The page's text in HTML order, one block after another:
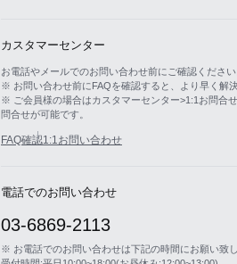
カスタマーセンター
お電話やメールでのお問い合わせ前にご確認ください
※ お問い合わせ前にFAQを確認すると、より早く解
※ ご会員様の場合はカスタマーセンター>1:1お問合
問合せが可能です。
FAQ確認1:1お問い合わせ
電話でのお問い合わせ
03-6869-2113
※ お電話でのお問い合わせは下記の時間にお願い致し